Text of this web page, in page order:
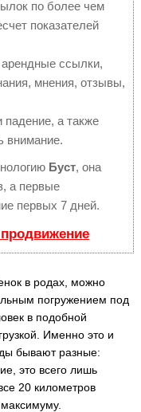
по более чем
показателей
ссылки,
мнения, отзывы,
падение, а также
внимание.
Буст, она
а первые
первых 7 дней.
продвижение
в родах, можно
погружением под
в подобной
Именно это и
бывают разные:
это всего лишь
20 километров